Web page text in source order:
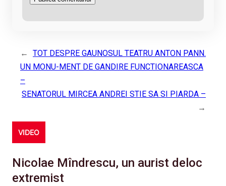
←
TOT DESPRE GAUNOSUL TEATRU ANTON PANN.
UN MONU-MENT DE GANDIRE FUNCTIONAREASCA
–
SENATORUL MIRCEA ANDREI STIE SA SI PIARDA –
→
VIDEO
Nicolae Mîndrescu, un aurist deloc
extremist